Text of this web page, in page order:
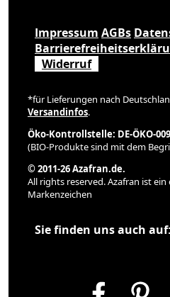
Impressum AGBs
Widerruf
*für Lieferungen nach
Versandinfos.
Öko-Kontrollstelle: DE-ÖKO-009
(BIO-Produkte sind mit dem
© 2011-26 Azafran.de.
All rights reserved. Azafran ist
Markenzeichen
Sie finden uns auch auf: